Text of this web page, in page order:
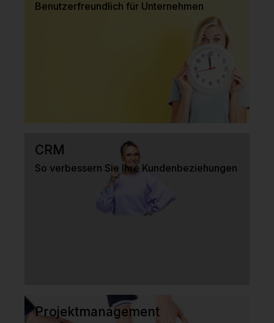
Benutzerfreundlich für Unternehmen
CRM
So verbessern Sie Ihre Kundenbeziehungen
Projektmanagement